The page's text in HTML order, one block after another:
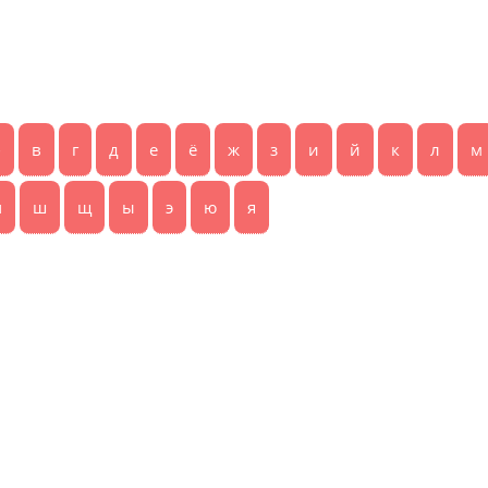
в г д е ё ж з и й к л м
ш щ ы э ю я